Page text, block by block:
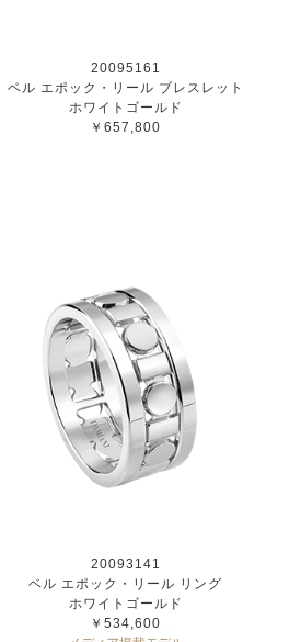
20095161
ベル エポック・リール ブレスレット
ホワイトゴールド
￥657,800
20093141
ベル エポック・リール リング
ホワイトゴールド
￥534,600